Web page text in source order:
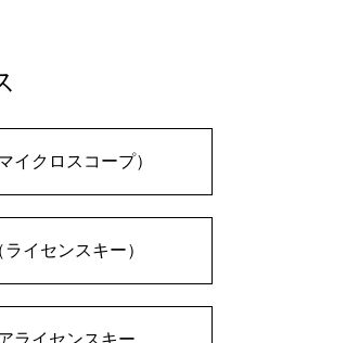
イクロスコープ）
イセンスキー）
ライセンスキー